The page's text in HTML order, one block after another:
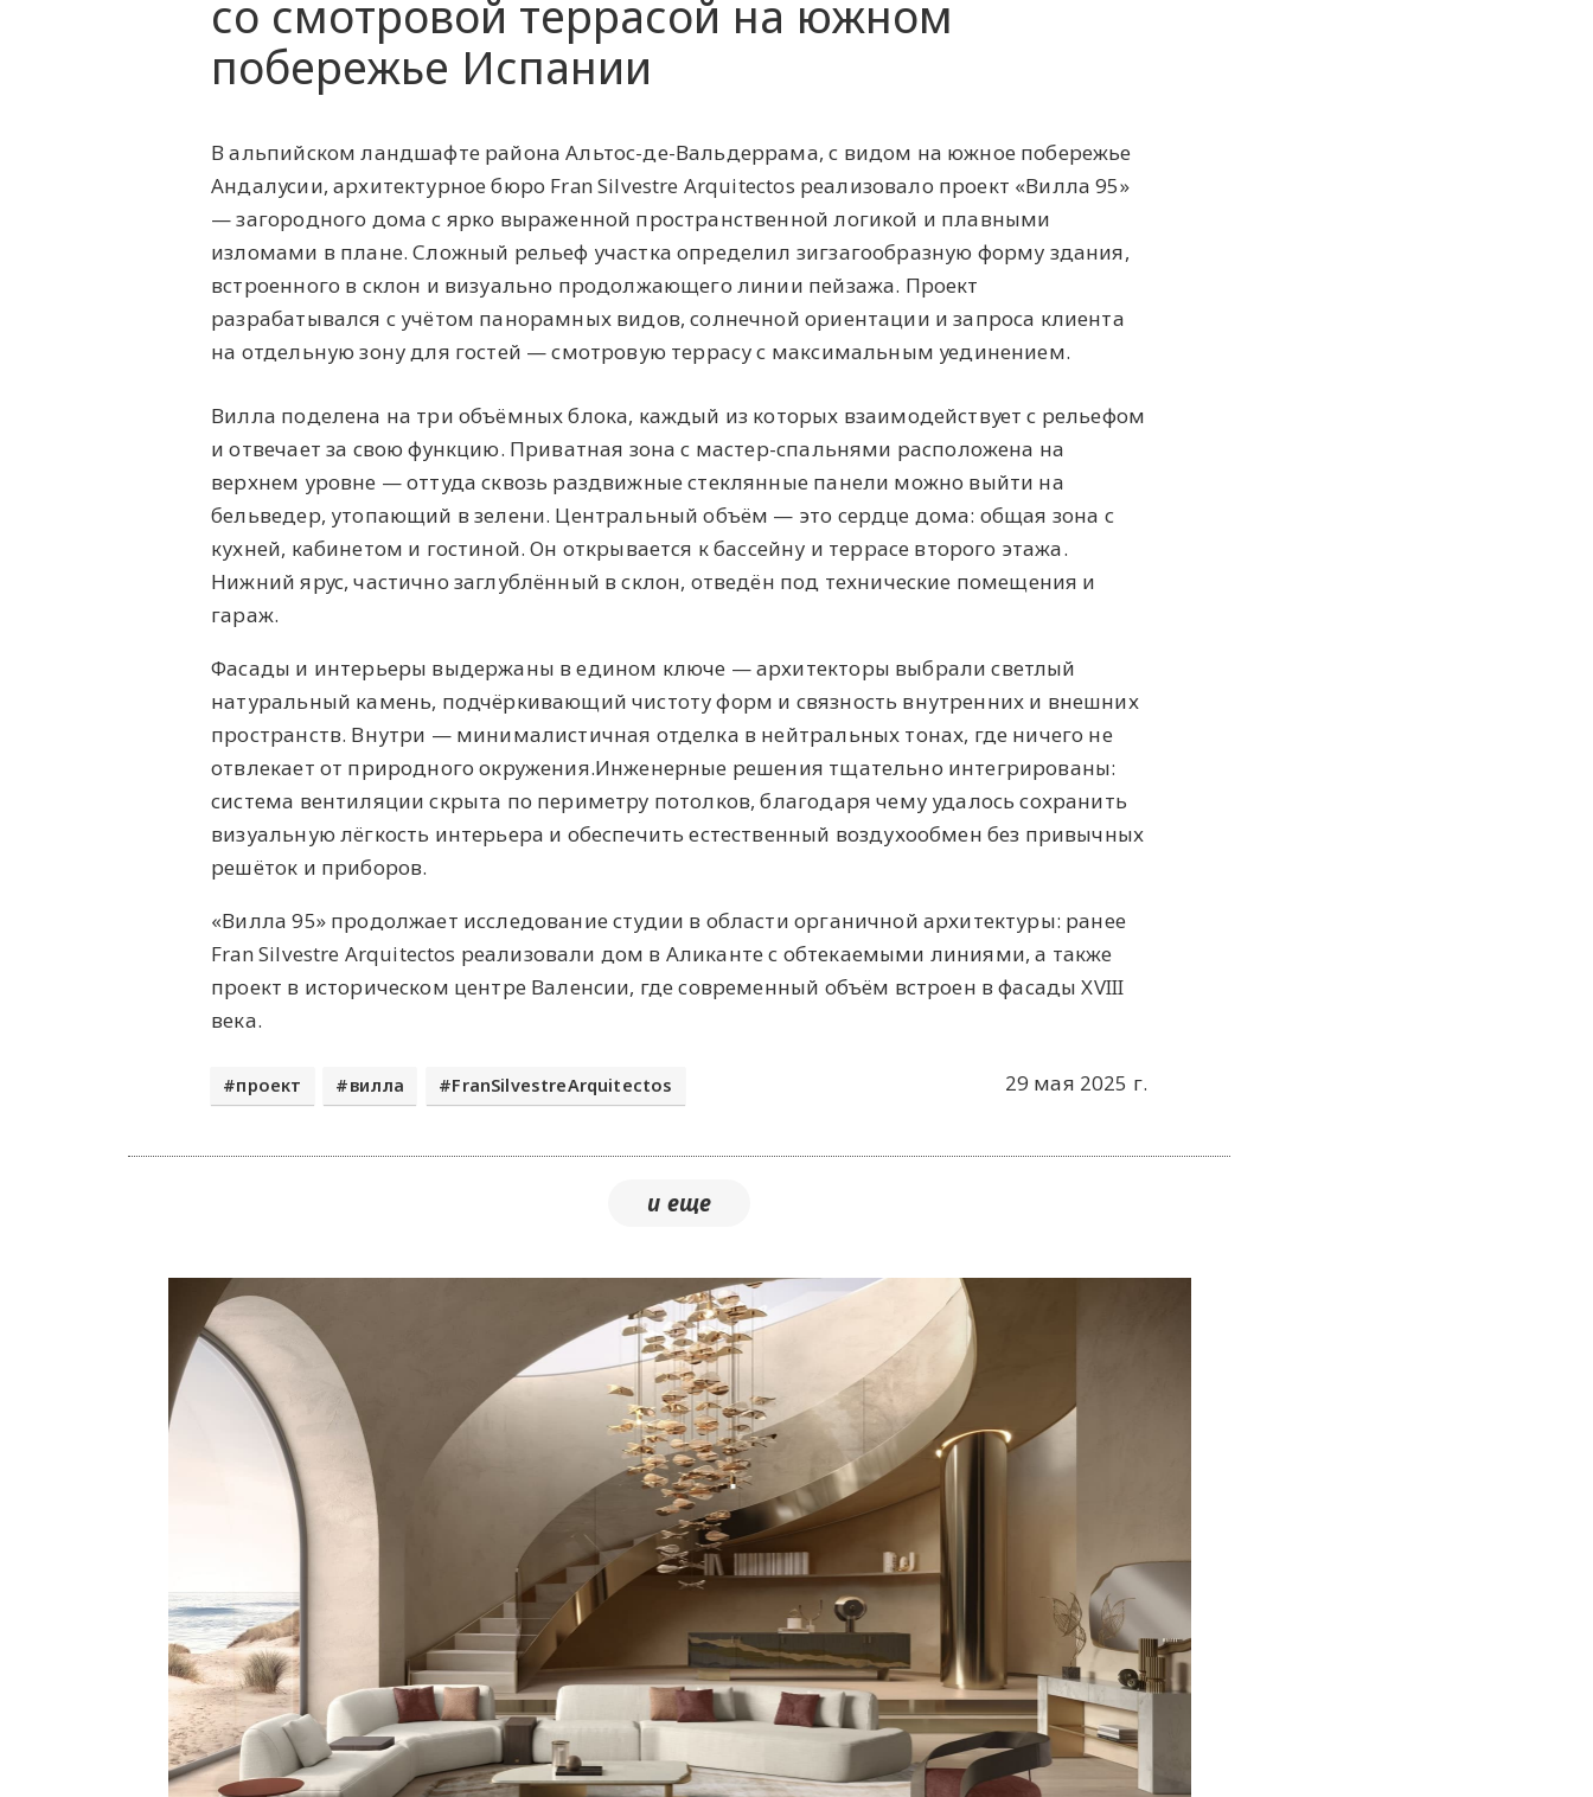
со смотровой террасой на южном
побережье Испании
В альпийском ландшафте района Альтос-де-Вальдеррама, с видом на южное побережье
Андалусии, архитектурное бюро Fran Silvestre Arquitectos реализовало проект «Вилла 95»
— загородного дома с ярко выраженной пространственной логикой и плавными
изломами в плане. Сложный рельеф участка определил зигзагообразную форму здания,
встроенного в склон и визуально продолжающего линии пейзажа. Проект
разрабатывался с учётом панорамных видов, солнечной ориентации и запроса клиента
на отдельную зону для гостей — смотровую террасу с максимальным уединением.
Вилла поделена на три объёмных блока, каждый из которых взаимодействует с рельефом
и отвечает за свою функцию. Приватная зона с мастер-спальнями расположена на
верхнем уровне — оттуда сквозь раздвижные стеклянные панели можно выйти на
бельведер, утопающий в зелени. Центральный объём — это сердце дома: общая зона с
кухней, кабинетом и гостиной. Он открывается к бассейну и террасе второго этажа.
Нижний ярус, частично заглублённый в склон, отведён под технические помещения и
гараж.
Фасады и интерьеры выдержаны в едином ключе — архитекторы выбрали светлый
натуральный камень, подчёркивающий чистоту форм и связность внутренних и внешних
пространств. Внутри — минималистичная отделка в нейтральных тонах, где ничего не
отвлекает от природного окружения.Инженерные решения тщательно интегрированы:
система вентиляции скрыта по периметру потолков, благодаря чему удалось сохранить
визуальную лёгкость интерьера и обеспечить естественный воздухообмен без привычных
решёток и приборов.
«Вилла 95» продолжает исследование студии в области органичной архитектуры: ранее
Fran Silvestre Arquitectos реализовали дом в Аликанте с обтекаемыми линиями, а также
проект в историческом центре Валенсии, где современный объём встроен в фасады XVIII
века.
29 мая 2025 г.
проект вилла FranSilvestreArquitectos